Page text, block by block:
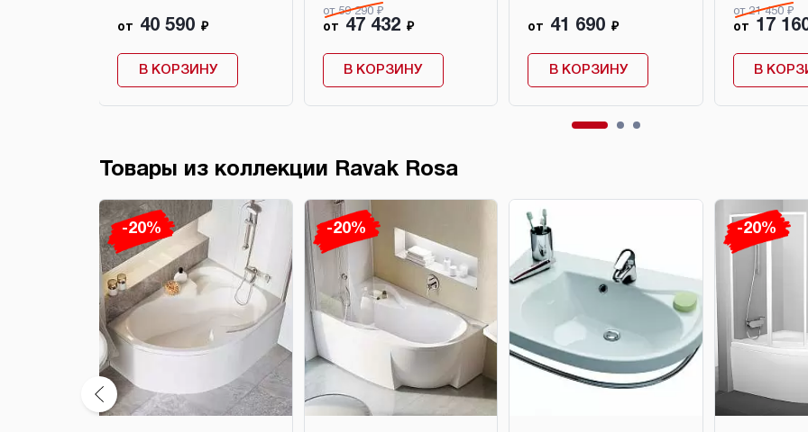
от 40 590 ₽
В КОРЗИНУ
от 59 290 ₽
от 47 432 ₽
В КОРЗИНУ
от 41 690 ₽
В КОРЗИНУ
от 21 450 ₽
от 17
В
Товары из коллекции Ravak Rosa
-20% -20% -20%